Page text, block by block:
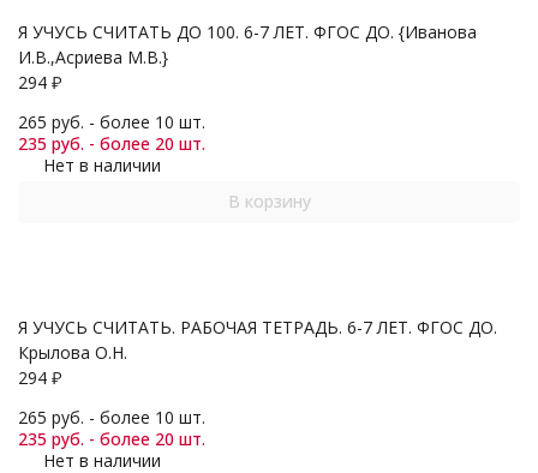
Я УЧУСЬ СЧИТАТЬ ДО 100. 6-7 ЛЕТ. ФГОС ДО. {Иванова
И.В.,Асриева М.В.}
294 ₽
265 руб. - более 10 шт.
235 руб. - более 20 шт.
Нет в наличии
В корзину
Я УЧУСЬ СЧИТАТЬ. РАБОЧАЯ ТЕТРАДЬ. 6-7 ЛЕТ. ФГОС ДО.
Крылова О.Н.
294 ₽
265 руб. - более 10 шт.
235 руб. - более 20 шт.
Нет в наличии